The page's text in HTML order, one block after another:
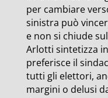
per cambiare
sinistra può
e non si chiude
Arlotti sintetizza
preferisce il
tutti gli elettori,
margini o delusi